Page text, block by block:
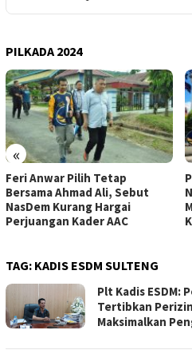
PILKADA 2024
«
Feri Anwar Pilih Tetap
Bersama Ahmad Ali, Sebut
NasDem Kurang Hargai
Perjuangan Kader AAC
TAG: KADIS ESDM SULTENG
Plt Kadis ESDM:
Tertibkan
Maksimalkan